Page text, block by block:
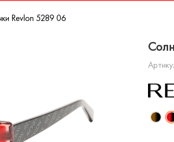
Revlon 5289 06